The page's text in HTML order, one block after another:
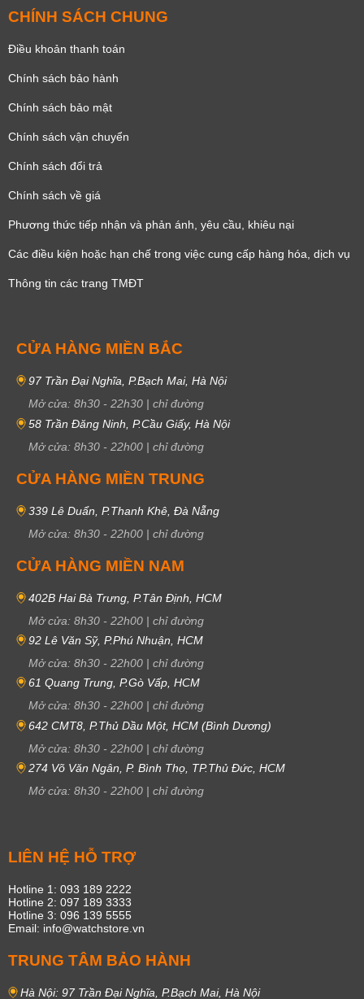
CHÍNH SÁCH CHUNG
Điều khoản thanh toán
Chính sách bảo hành
Chính sách bảo mật
Chính sách vận chuyển
Chính sách đổi trả
Chính sách về giá
Phương thức tiếp nhận và phản ánh, yêu cầu, khiêu nại
Các điều kiện hoặc hạn chế trong việc cung cấp hàng hóa, dịch vụ
Thông tin các trang TMĐT
CỬA HÀNG MIỀN BẮC
97 Trần Đại Nghĩa, P.Bạch Mai, Hà Nội
Mở cửa: 8h30 - 22h30 | chỉ đường
58 Trần Đăng Ninh, P.Cầu Giấy, Hà Nội
Mở cửa: 8h30 - 22h00 | chỉ đường
CỬA HÀNG MIỀN TRUNG
339 Lê Duẩn, P.Thanh Khê, Đà Nẵng
Mở cửa: 8h30 - 22h00 | chỉ đường
CỬA HÀNG MIỀN NAM
402B Hai Bà Trưng, P.Tân Định, HCM
Mở cửa: 8h30 - 22h00 | chỉ đường
92 Lê Văn Sỹ, P.Phú Nhuận, HCM
Mở cửa: 8h30 - 22h00 | chỉ đường
61 Quang Trung, P.Gò Vấp, HCM
Mở cửa: 8h30 - 22h00 | chỉ đường
642 CMT8, P.Thủ Dầu Một, HCM (Bình Dương)
Mở cửa: 8h30 - 22h00 | chỉ đường
274 Võ Văn Ngân, P. Bình Thọ, TP.Thủ Đức, HCM
Mở cửa: 8h30 - 22h00 | chỉ đường
LIÊN HỆ HỖ TRỢ
Hotline 1: 093 189 2222
Hotline 2: 097 189 3333
Hotline 3: 096 139 5555
Email: info@watchstore.vn
TRUNG TÂM BẢO HÀNH
Hà Nội: 97 Trần Đại Nghĩa, P.Bạch Mai, Hà Nội